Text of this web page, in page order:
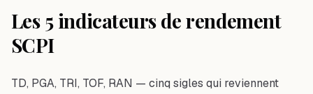
Les 5 indicateurs de rendement
SCPI
TD, PGA, TRI, TOF, RAN — cinq sigles qui reviennent